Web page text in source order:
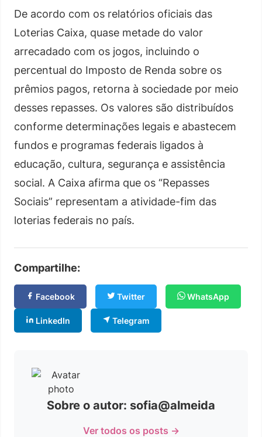
De acordo com os relatórios oficiais das
Loterias Caixa, quase metade do valor
arrecadado com os jogos, incluindo o
percentual do Imposto de Renda sobre os
prêmios pagos, retorna à sociedade por meio
desses repasses. Os valores são distribuídos
conforme determinações legais e abastecem
fundos e programas federais ligados à
educação, cultura, segurança e assistência
social. A Caixa afirma que os “Repasses
Sociais” representam a atividade-fim das
loterias federais no país.
Compartilhe:
Facebook Twitter WhatsApp
LinkedIn Telegram
Sobre o autor: sofia@almeida
Ver todos os posts →